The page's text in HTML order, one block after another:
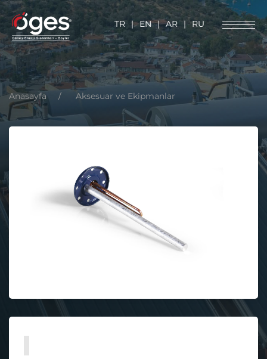
TR | EN | AR | RU
Anasayfa Aksesuar ve Ekipmanlar